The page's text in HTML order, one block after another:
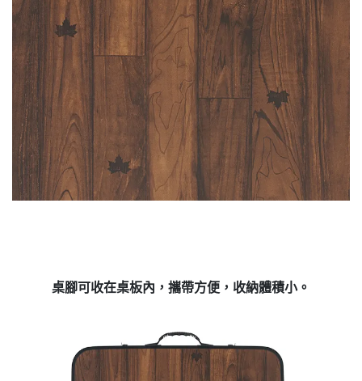
桌腳可收在桌板內，攜帶方便，收納體積小。